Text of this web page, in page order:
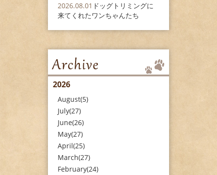
2026.08.01 ドッグトリミングに
来てくれたワンちゃんたち
2026
August(5)
July(27)
June(26)
May(27)
April(25)
March(27)
February(24)